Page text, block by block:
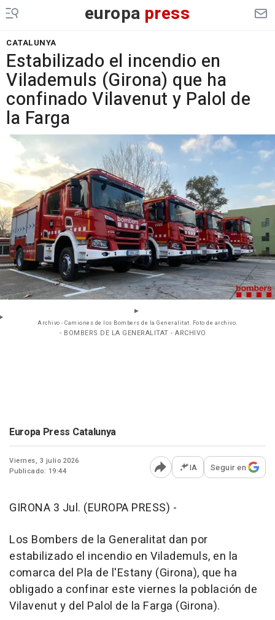
europa press
CATALUNYA
Estabilizado el incendio en
Vilademuls (Girona) que ha
confinado Vilavenut y Palol de
la Farga
Archivo - Camiones de los Bombers de la Generalitat. Foto de archivo.
- BOMBERS DE LA GENERALITAT - ARCHIVO
Europa Press Catalunya
Viernes, 3 julio 2026
Publicado: 19:44
Abrir opciones para
IA Seguir en
GIRONA 3 Jul. (EUROPA PRESS) -
Los Bombers de la Generalitat dan por
estabilizado el incendio en Vilademuls, en la
comarca del Pla de l'Estany (Girona), que ha
obligado a confinar este viernes la población de
Vilavenut y del Palol de la Farga (Girona).